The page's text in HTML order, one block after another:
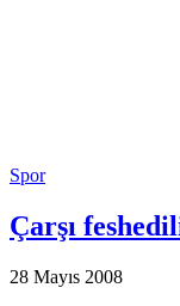
Spor
Çarşı
28 Mayıs 2008